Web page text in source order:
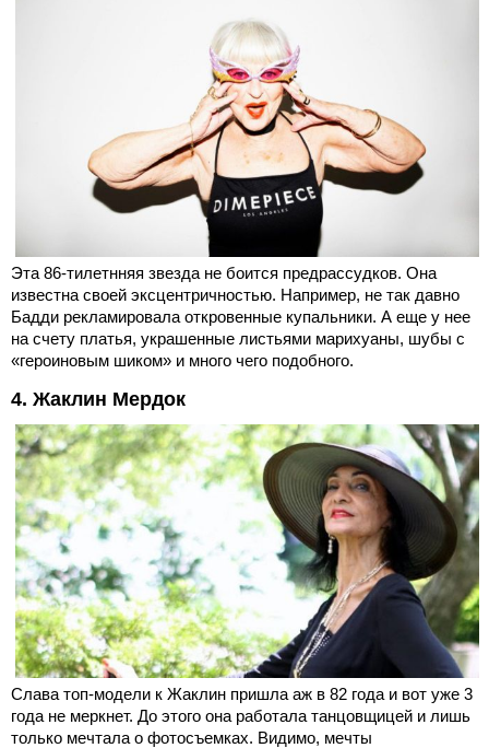
Эта 86-тилетнняя звезда не боится предрассудков. Она
известна своей эксцентричностью. Например, не так давно
Бадди рекламировала откровенные купальники. А еще у нее
на счету платья, украшенные листьями марихуаны, шубы с
«героиновым шиком» и много чего подобного.
4. Жаклин Мердок
Слава топ-модели к Жаклин пришла аж в 82 года и вот уже 3
года не меркнет. До этого она работала танцовщицей и лишь
только мечтала о фотосъемках. Видимо, мечты